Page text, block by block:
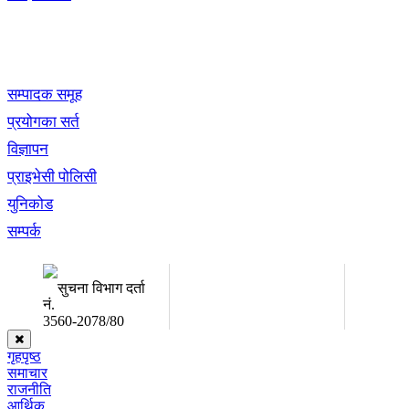
सम्पादक समूह
प्रयोगका सर्त
विज्ञापन
प्राइभेसी पोलिसी
युनिकोड
सम्पर्क
सुचना विभाग दर्ता
नं.
3560-2078/80
गृहपृष्ठ
समाचार
राजनीति